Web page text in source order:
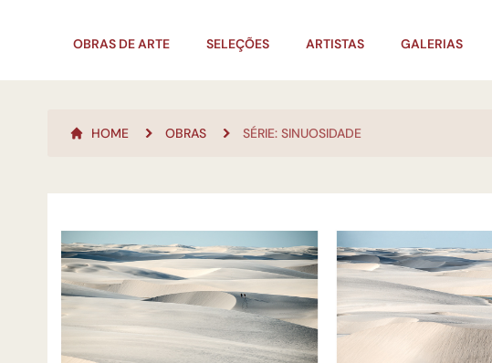
OBRAS DE ARTE SELEÇÕES ARTISTAS GALERIAS
HOME OBRAS SÉRIE: SINUOSIDADE